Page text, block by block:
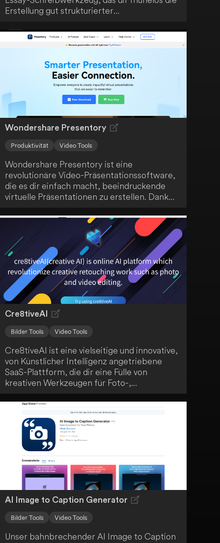
Erstellung gut strukturierter
Dieses innovative Tool nutzt maschinelles
Lernen und eine robuste Lernbasis, um
wertvolle Ressource für Studierende aller
Bildungsstufen.
Wondershare Presentory
Produktivität Video Tools
Wondershare Presentory ist eine
revolutionäre Video-Präsentationssoftware,
die es dir einfach macht, beeindruckende
virtuelle Präsentationen zu erstellen. Dank
deine Botschaft sicher bei deinem Publikum
Cre8tiveAI
Bilder Tools Video Tools
Cre8tiveAI ist eine vielseitige und innovative,
von Künstlicher Intelligenz angetriebene
SaaS-Plattform, die dir eine Fülle von
kreativen Werkzeugen für Foto-,
Illustrations- und Video-
Bearbeitungsaufgaben bietet. Die Plattform
bietet blitzschnelle Lösungen, wobei
Aufgaben in weniger als 10 Sekunden
erledigt werden. Cre8tiveAI revolutioniert
den kreativen Bearbeitungsprozess.
AI Image to Caption Generator
Bilder Tools Video Tools
Unser bahnbrechender AI Image to Caption